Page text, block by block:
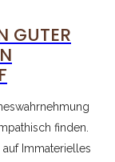
GUTER
finden.
Immaterielles